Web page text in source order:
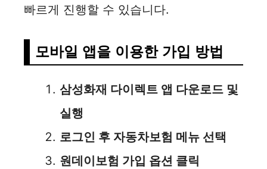
d
o
빠르게 진행할 수 있습니다.
모바일 앱을 이용한 가입 방법
삼성화재 다이렉트 앱 다운로드 및
실행
로그인 후 자동차보험 메뉴 선택
원데이보험 가입 옵션 클릭